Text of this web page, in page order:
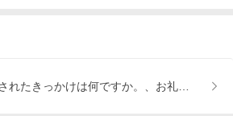
れたきっかけは何ですか。、お礼の品を